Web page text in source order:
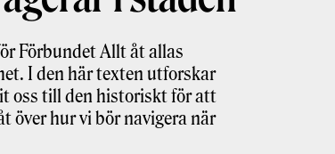
Förbundet Allt åt allas
I den här texten utforskar
oss till den historiskt för att
över hur vi bör navigera när